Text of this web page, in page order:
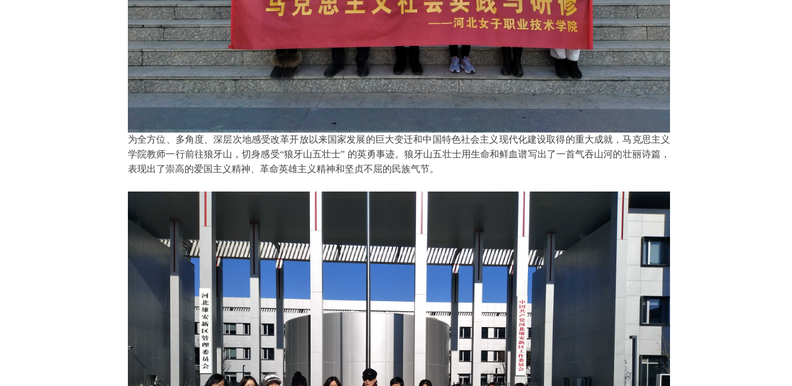
为全方位、多角度、深层次地感受改革开放以来国家发展的巨大变迁和中国特色社会主义现代化建设取得的重大成就，马克思主义
学院教师一行前往狼牙山，切身感受“狼牙山五壮士” 的英勇事迹。狼牙山五壮士用生命和鲜血谱写出了一首气吞山河的壮丽诗篇，
表现出了崇高的爱国主义精神、革命英雄主义精神和坚贞不屈的民族气节。